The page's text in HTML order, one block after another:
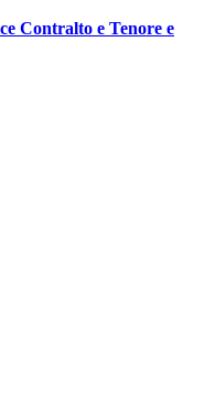
Contralto e Tenore e